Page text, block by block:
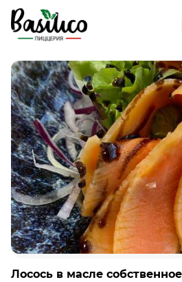
Лосось в масле